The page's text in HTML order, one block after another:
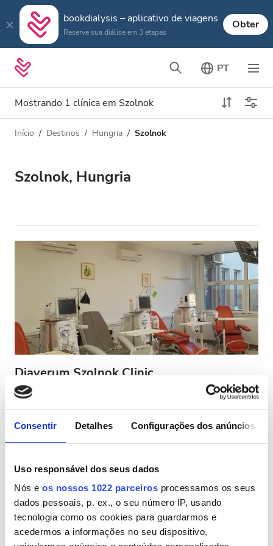
Consentir Detalhes Configurações dos anúncios
Uso responsável dos seus dados
Nós e os nossos 1022 parceiros processamos os seus
dados pessoais, p. ex., o seu número IP, usando
tecnologia como os cookies para guardarmos e
acedermos a informações no seu dispositivo,
bookdialysis – aplicativo de viagens
Reserve sua diálise em 3 etapas
Obter
PT
Mostrando 1 clínica em Szolnok
Tipo de Diálise
Todas Diálise
Pacientes com HIV
Pacientes com Hepatite B
Pacientes com Hepatite C
Instalações
Wi-Fi Gratuito
Ecrãs de televisão
Transferência Gratuita
Distância
Início Destinos Hungria Szolnok
Szolnok, Hungria
Diaverum Szolnok Clinic
Szolnok, Hungria
1,22 km do centro da cidade
Coberto pelo Cartão Europeu de Seguro de Doença (CESD)
Refeições Wi-Fi Gratuito
Ecrãs de televisão
Transferência Gratuita
Estacionamento Grátis
Por tratamento
Diálise HD 156 €
Reservar